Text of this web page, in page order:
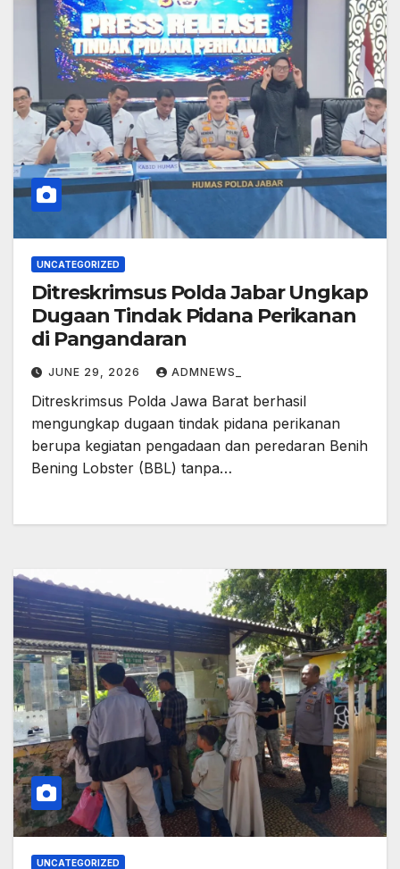
UNCATEGORIZED
Ditreskrimsus Polda Jabar Ungkap
Dugaan Tindak Pidana Perikanan
di Pangandaran
JUNE 29, 2026 ADMNEWS_
Ditreskrimsus Polda Jawa Barat berhasil
mengungkap dugaan tindak pidana perikanan
berupa kegiatan pengadaan dan peredaran Benih
Bening Lobster (BBL) tanpa…
UNCATEGORIZED